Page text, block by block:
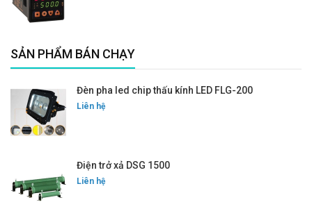
SẢN PHẨM BÁN CHẠY
Đèn pha led chip thấu kính LED FLG-200
Liên hệ
Điện trở xả DSG 1500
Liên hệ